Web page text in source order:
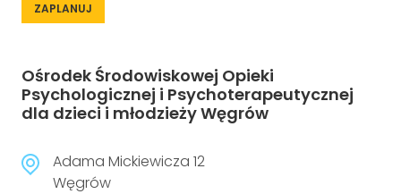
ZAPLANUJ
Ośrodek Środowiskowej Opieki
Psychologicznej i Psychoterapeutycznej
dla dzieci i młodzieży Węgrów
Adama Mickiewicza 12
Węgrów